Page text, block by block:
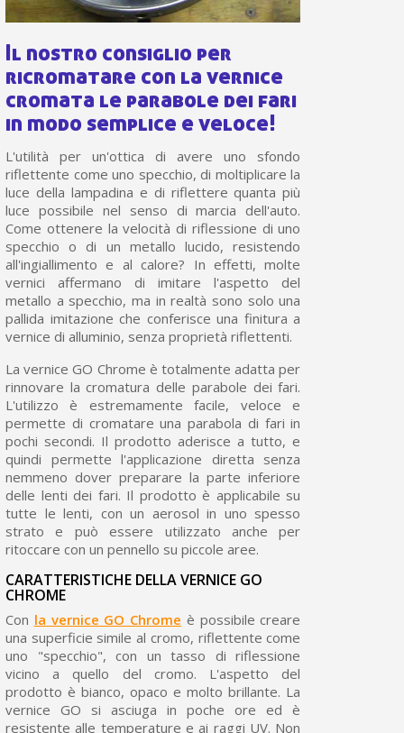
Il nostro consiglio per
ricromatare con la vernice
cromata le parabole dei fari
in modo semplice e veloce!
L'utilità per un'ottica di avere uno sfondo
riflettente come uno specchio, di moltiplicare la
luce della lampadina e di riflettere quanta più
luce possibile nel senso di marcia dell'auto.
Come ottenere la velocità di riflessione di uno
specchio o di un metallo lucido, resistendo
all'ingiallimento e al calore? In effetti, molte
vernici affermano di imitare l'aspetto del
metallo a specchio, ma in realtà sono solo una
pallida imitazione che conferisce una finitura a
vernice di alluminio, senza proprietà riflettenti.
La vernice GO Chrome è totalmente adatta per
rinnovare la cromatura delle parabole dei fari.
L'utilizzo è estremamente facile, veloce e
permette di cromatare una parabola di fari in
pochi secondi. Il prodotto aderisce a tutto, e
quindi permette l'applicazione diretta senza
nemmeno dover preparare la parte inferiore
delle lenti dei fari. Il prodotto è applicabile su
tutte le lenti, con un aerosol in uno spesso
strato e può essere utilizzato anche per
ritoccare con un pennello su piccole aree.
CARATTERISTICHE DELLA VERNICE GO
CHROME
Con la vernice GO Chrome è possibile creare
una superficie simile al cromo, riflettente come
uno "specchio", con un tasso di riflessione
vicino a quello del cromo. L'aspetto del
prodotto è bianco, opaco e molto brillante. La
vernice GO si asciuga in poche ore ed è
resistente alle temperature e ai raggi UV. Non